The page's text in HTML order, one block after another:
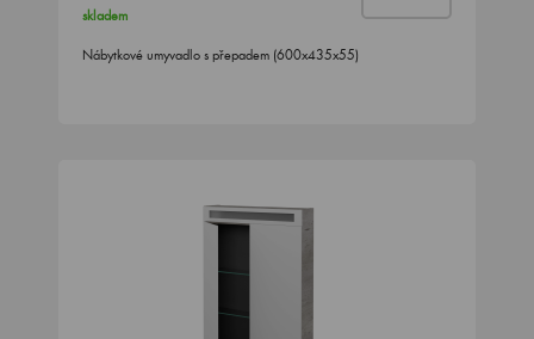
skladem
Nábytkové umyvadlo s přepadem (600x435x55)